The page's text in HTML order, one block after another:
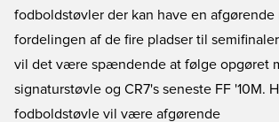
fodboldstøvler der kan have en afgørende
fordelingen af de fire pladser til
vil det være spændende at følge opgøret
signaturstøvle og CR7's seneste FF '10M.
fodboldstøvle vil være afgørende